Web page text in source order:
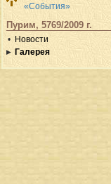
«События»
Пурим, 5769/2009 г.
Новости
Галерея